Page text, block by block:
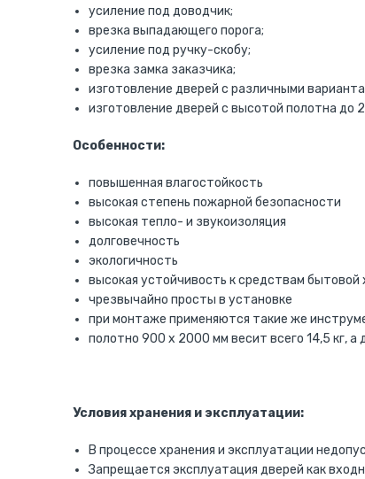
усиление под доводчик;
врезка выпадающего порога;
усиление под ручку-скобу;
врезка замка заказчика;
изготовление дверей с различными
изготовление дверей с высотой полотна до
Особенности:
повышенная влагостойкость
высокая степень пожарной безопасности
высокая тепло- и звукоизоляция
долговечность
экологичность
высокая устойчивость к средствам бытовой
чрезвычайно просты в установке
при монтаже применяются такие же
полотно 900 х 2000 мм весит всего 14,5 кг, а
Условия хранения и эксплуатации:
В процессе хранения и эксплуатации
Запрещается эксплуатация дверей как